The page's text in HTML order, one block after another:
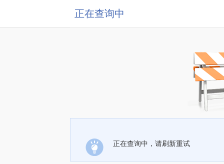
正在查询中
正在查询中，请刷新重试